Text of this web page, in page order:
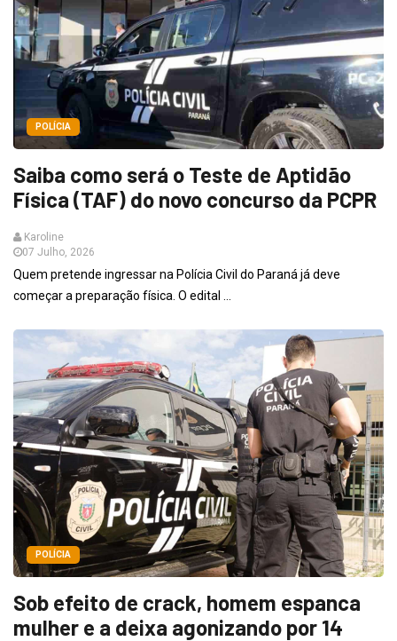
POLÍCIA
Saiba como será o Teste de Aptidão
Física (TAF) do novo concurso da PCPR
Karoline
07 Julho, 2026
Quem pretende ingressar na Polícia Civil do Paraná já deve
começar a preparação física. O edital ...
POLÍCIA
Sob efeito de crack, homem espanca
mulher e a deixa agonizando por 14